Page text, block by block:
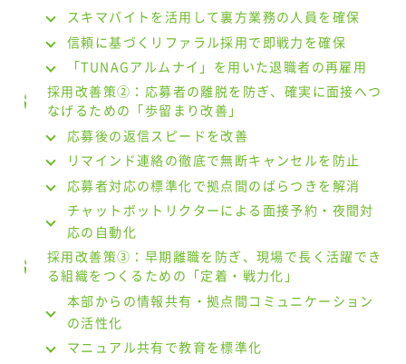
スキマバイトを活用して裏方業務の人員を確保
信頼に基づくリファラル採用で即戦力を確保
「TUNAGアルムナイ」を用いた退職者の再雇用
採用改善策②：応募者の離脱を防ぎ、確実に面接へつ
なげるための「歩留まり改善」
応募後の返信スピードを改善
リマインド連絡の徹底で無断キャンセルを防止
応募者対応の標準化で拠点間のばらつきを解消
チャットボットリクターによる面接予約・夜間対
応の自動化
採用改善策③：早期離職を防ぎ、現場で長く活躍でき
る組織をつくるための「定着・戦力化」
本部からの情報共有・拠点間コミュニケーション
の活性化
マニュアル共有で教育を標準化